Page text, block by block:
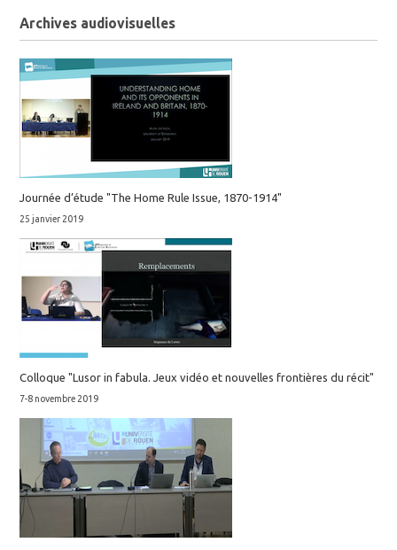
Archives audiovisuelles
Journée d’étude "The Home Rule Issue, 1870-1914"
25 janvier 2019
Colloque "Lusor in fabula. Jeux vidéo et nouvelles frontières du récit"
7-8 novembre 2019